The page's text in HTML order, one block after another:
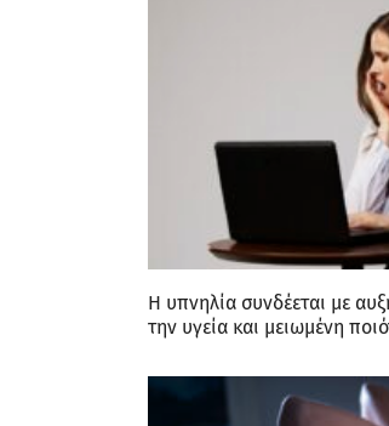
Η υπνηλία συνδέεται με
την υγεία και μειωμένη